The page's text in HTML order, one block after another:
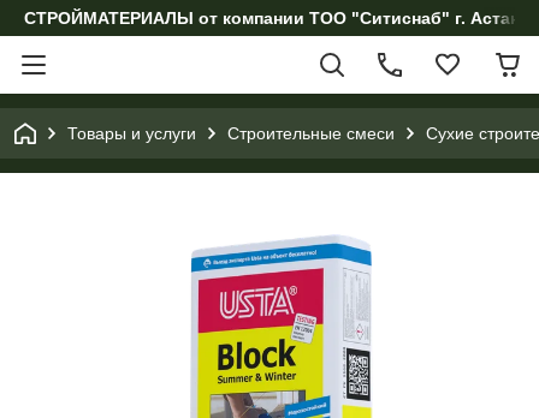
СТРОЙМАТЕРИАЛЫ от компании ТОО "Ситиснаб" г. Астана,
Товары и услуги Строительные смеси Сухие